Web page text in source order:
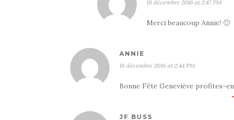
18 décembre 2016 at 2:47 PM
Merci beaucoup Annie! 🙂
ANNIE
18 décembre 2016 at 2:44 PM
Bonne Fête Geneviève profites-
JF BUSS